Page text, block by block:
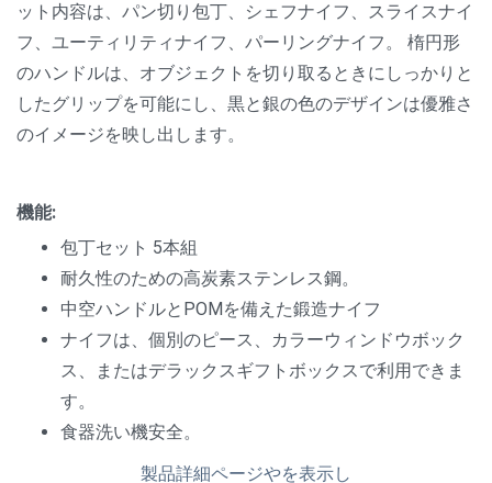
ット内容は、パン切り包丁、シェフナイフ、スライスナイ
フ、ユーティリティナイフ、パーリングナイフ。 楕円形
のハンドルは、オブジェクトを切り取るときにしっかりと
したグリップを可能にし、黒と銀の色のデザインは優雅さ
のイメージを映し出します。
機能:
包丁セット 5本組
耐久性のための高炭素ステンレス鋼。
中空ハンドルとPOMを備えた鍛造ナイフ
ナイフは、個別のピース、カラーウィンドウボック
ス、またはデラックスギフトボックスで利用できま
す。
食器洗い機安全。
製品詳細ページやを表示し